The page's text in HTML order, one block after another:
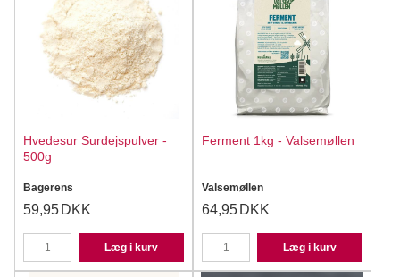
Hvedesur Surdejspulver -
500g
Bagerens
59,95 DKK
Læg i kurv
Ferment 1kg - Valsemøllen
Valsemøllen
64,95 DKK
Læg i kurv